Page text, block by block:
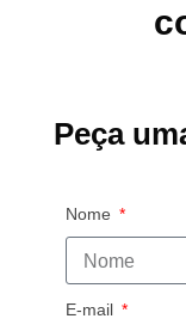
Peça
Nome
E-mail